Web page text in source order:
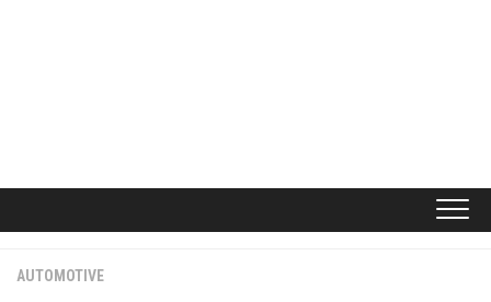
AUTOMOTIVE